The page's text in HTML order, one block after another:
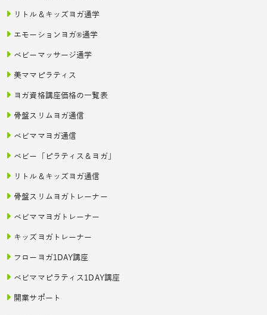
リトル＆キッズヨガ通学
エモーションヨガ®通学
ベビーマッサージ通学
美ママピラティス
ヨガ資格講座価格の一覧表
骨盤スリムヨガ通信
ベビママヨガ通信
ベビー「ピラティス＆ヨガ」
リトル＆キッズヨガ通信
骨盤スリムヨガトレーナー
ベビママヨガトレーナー
キッズヨガトレーナー
フローヨガ1DAY講座
ベビママピラティス1DAY講座
開業サポート